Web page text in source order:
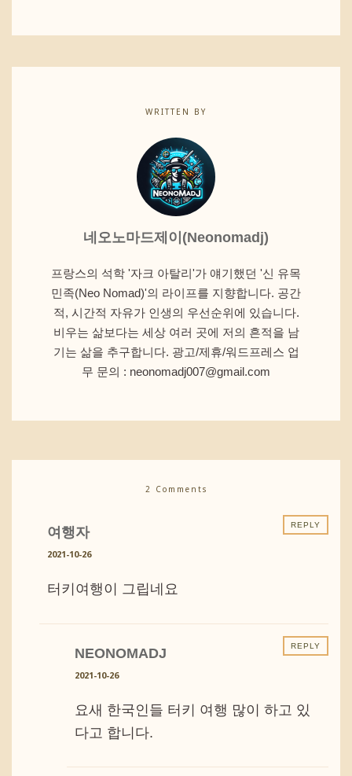
WRITTEN BY
네오노마드제이(Neonomadj)
프랑스의 석학 '자크 아탈리'가 얘기했던 '신 유목
민족(Neo Nomad)'의 라이프를 지향합니다. 공간
적, 시간적 자유가 인생의 우선순위에 있습니다.
비우는 삶보다는 세상 여러 곳에 저의 흔적을 남
기는 삶을 추구합니다. 광고/제휴/워드프레스 업
무 문의 : neonomadj007@gmail.com
2 Comments
REPLY
여행자
2021-10-26
터키여행이 그립네요
REPLY
NEONOMADJ
2021-10-26
요새 한국인들 터키 여행 많이 하고 있
다고 합니다.